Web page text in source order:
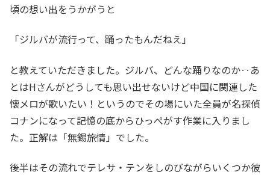
頃の想い出をうかがうと
「ジルバが流行って、踊ったもんだねえ」
と教えていただきました。ジルバ、どんな踊りなのか‥あ
とはHさんがどうしても思い出せないけど中国に関連した
懐メロが歌いたい！というのでその場にいた全員が名探偵
コナンになって記憶の底からひっぺがす作業に入りまし
た。正解は「無錫旅情」でした。
後半はその流れでテレサ・テンをしのびながらいくつか彼